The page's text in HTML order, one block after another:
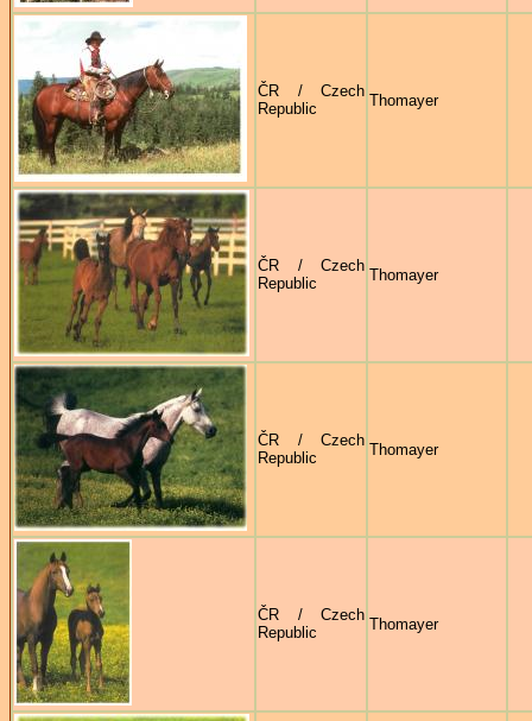
ČR / Czech
Republic
Thomayer
ČR / Czech
Republic
Thomayer
ČR / Czech
Republic
Thomayer
ČR / Czech
Republic
Thomayer